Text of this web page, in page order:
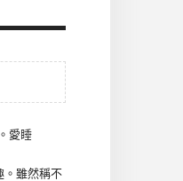
愛睡
。雖然稱不